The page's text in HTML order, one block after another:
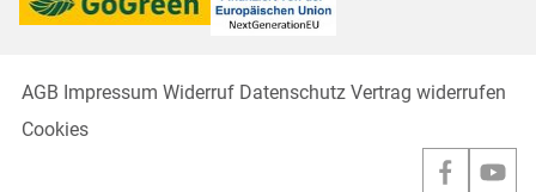
AGB Impressum Widerruf Datenschutz Vertrag widerrufen
Cookies